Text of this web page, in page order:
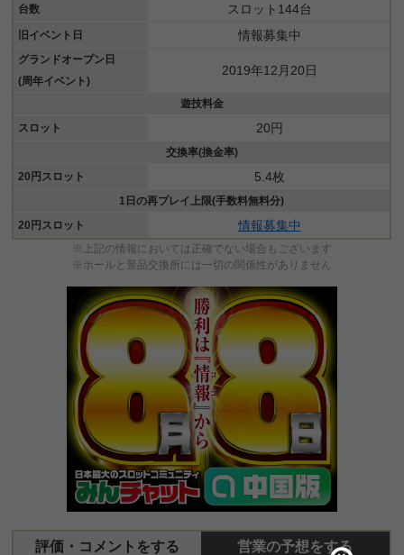
台数 スロット144台
旧イベント日 情報募集中
グランドオープン日
(周年イベント)
2019年12月20日
遊技料金
スロット
20円
交換率(換金率)
20円スロット
5.4枚
1日の再プレイ上限(手数料無料分)
20円スロット
情報募集中
※上記の情報においては正確でない場合もございます
※ホールと景品交換所には一切の関係性がありません
評価・コメントをする 営業の予想をする